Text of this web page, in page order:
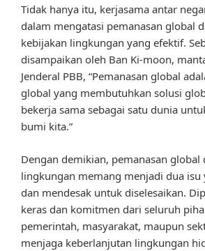
Tidak hanya itu, kerjasama antar
dalam mengatasi pemanasan global
kebijakan lingkungan yang efektif.
disampaikan oleh Ban Ki-moon,
Jenderal PBB, “Pemanasan global
global yang membutuhkan solusi
bekerja sama sebagai satu dunia
bumi kita.”
Dengan demikian, pemanasan global
lingkungan memang menjadi dua isu
dan mendesak untuk diselesaikan.
keras dan komitmen dari seluruh
pemerintah, masyarakat, maupun
menjaga keberlanjutan lingkungan